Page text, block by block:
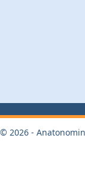
© 2026 -